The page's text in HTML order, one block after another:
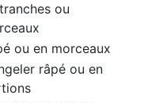
ou
ou en morceaux
râpé ou en